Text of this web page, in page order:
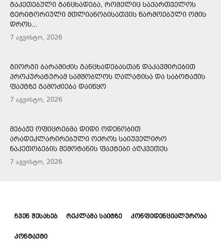
ᲒᲐᲙᲔᲗᲔᲑᲣᲚᲘ ᲒᲐᲜᲪᲮᲐᲓᲔᲑᲐ, ᲠᲝᲛᲔᲚᲘᲪ ᲡᲐᲥᲐᲠᲗᲕᲔᲚᲝᲡ
ᲢᲔᲠᲘᲢᲝᲠᲘᲣᲚᲘ ᲛᲗᲚᲘᲐᲜᲝᲑᲘᲡᲐᲗᲕᲘᲡ ᲬᲐᲠᲛᲝᲔᲑᲣᲚᲘ ᲝᲛᲘᲡ
ᲓᲠᲝᲡ...
7 აგვისტო, 2026
ᲒᲘᲝᲠᲒᲘ ᲑᲐᲠᲐᲛᲘᲫᲘᲡ ᲒᲐᲜᲪᲮᲐᲓᲔᲑᲐᲡᲗᲐᲜ ᲓᲐᲙᲐᲕᲨᲘᲠᲔᲑᲘᲗ
ᲞᲠᲝᲙᲣᲠᲐᲢᲣᲠᲐᲛ ᲡᲐᲛᲨᲝᲑᲚᲝᲡ ᲦᲐᲚᲐᲢᲘᲡᲐ ᲓᲐ ᲡᲐᲑᲝᲢᲐᲟᲘᲡ
ᲤᲐᲥᲢᲖᲔ ᲒᲐᲛᲝᲫᲘᲔᲑᲐ ᲓᲐᲘᲬᲧᲝ
7 აგვისტო, 2026
ᲛᲔᲑᲐᲟᲔ ᲝᲤᲘᲪᲠᲔᲑᲛᲐ ᲓᲘᲓᲘ ᲝᲓᲔᲜᲝᲑᲘᲗ
ᲐᲠᲐᲓᲔᲙᲚᲐᲠᲘᲠᲔᲑᲣᲚᲘ ᲝᲥᲠᲝᲡ ᲡᲐᲘᲣᲕᲔᲚᲘᲠᲝ
ᲜᲐᲙᲔᲗᲝᲑᲔᲑᲘᲡ ᲨᲔᲛᲝᲢᲐᲜᲘᲡ ᲤᲐᲥᲢᲔᲑᲘ ᲐᲦᲙᲕᲔᲗᲔᲡ
7 აგვისტო, 2026
ᲩᲕᲔᲜ ᲨᲔᲡᲐᲮᲔᲑ ᲠᲔᲙᲚᲐᲛᲐ ᲡᲐᲘᲢᲖᲔ ᲙᲝᲜᲤᲘᲓᲔᲜᲪᲘᲐᲚᲣᲠᲝᲑᲐ
ᲙᲝᲜᲢᲐᲥᲢᲘ